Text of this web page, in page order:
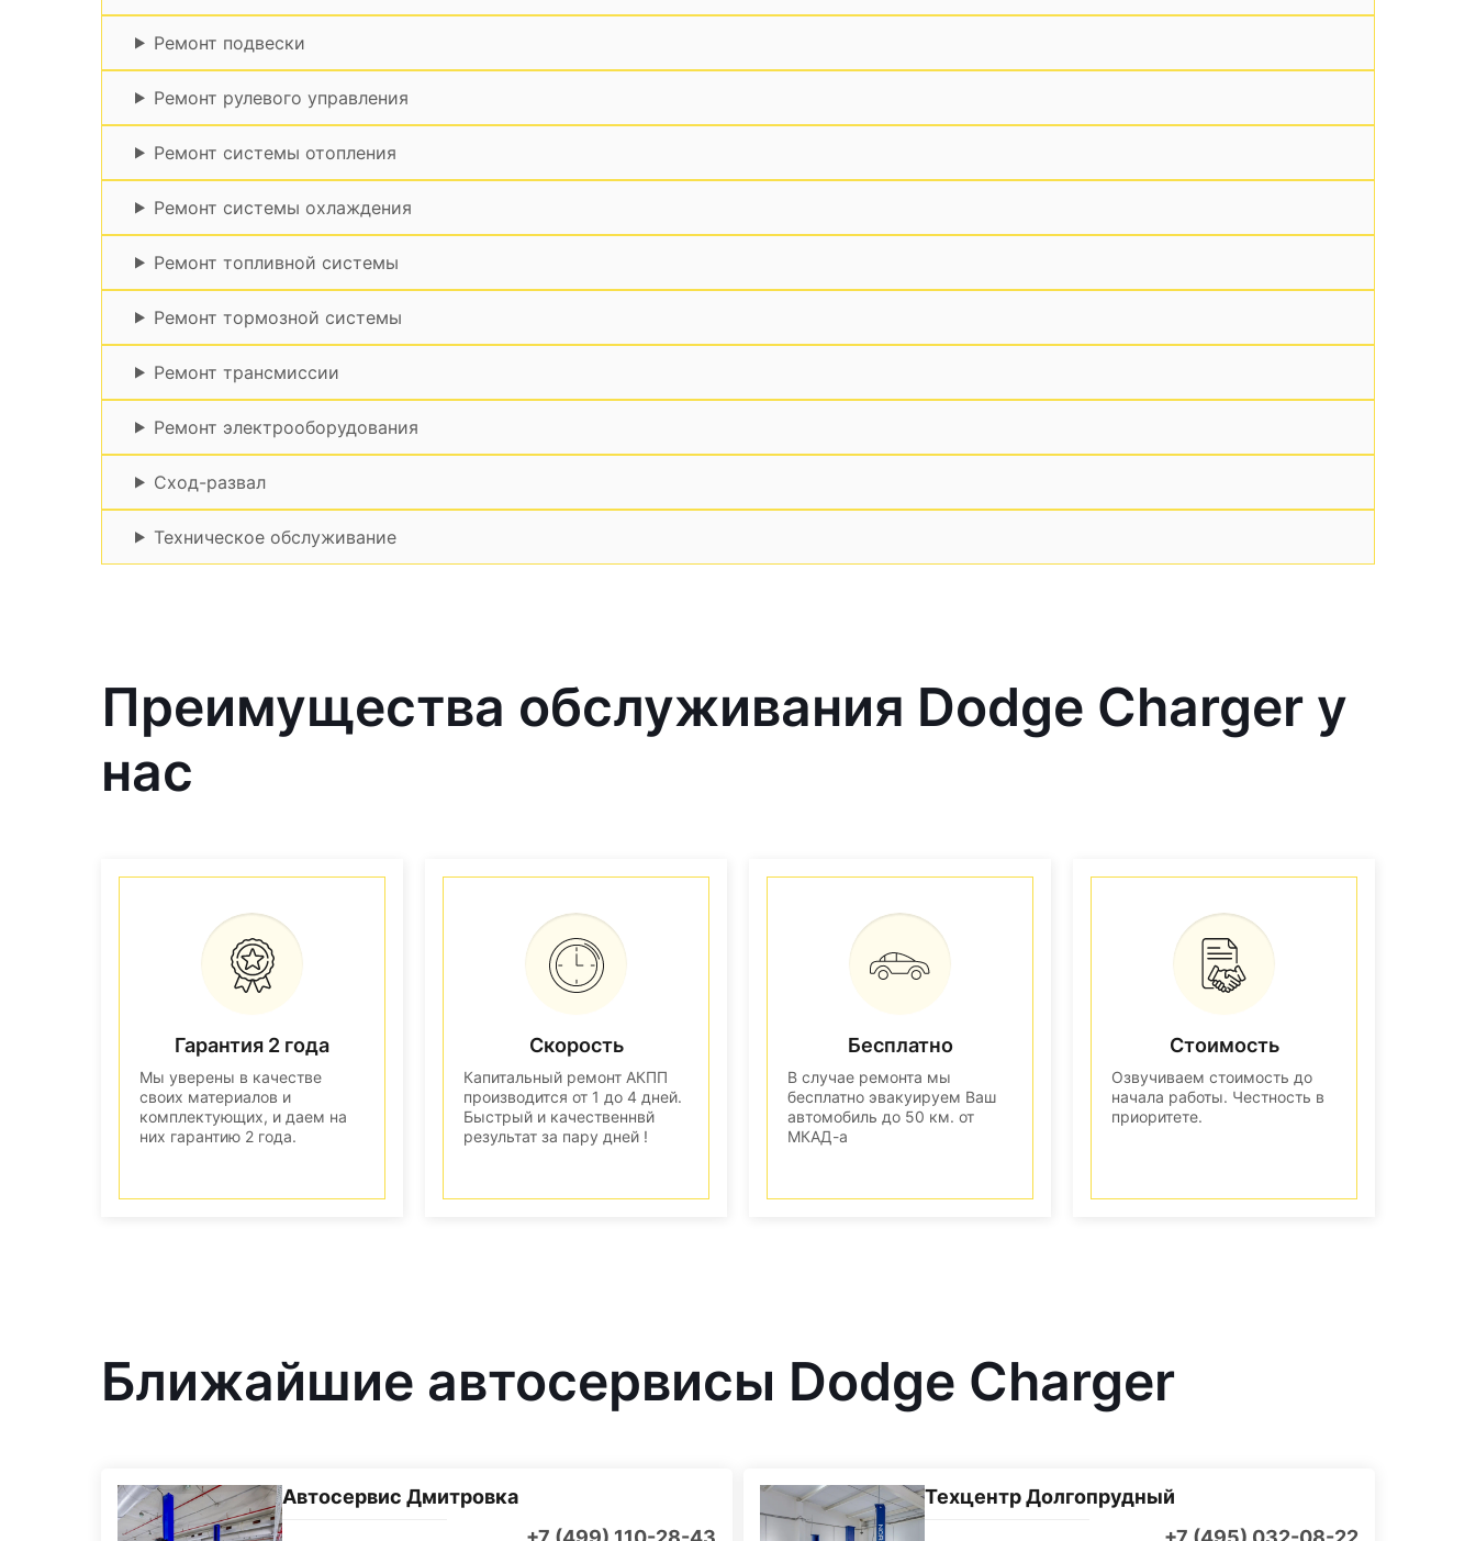
Ремонт подвески
Ремонт рулевого управления
Ремонт системы отопления
Ремонт системы охлаждения
Ремонт топливной системы
Ремонт тормозной системы
Ремонт трансмиссии
Ремонт электрооборудования
Сход-развал
Техническое обслуживание
Преимущества обслуживания Dodge Charger у
нас
Гарантия 2 года
Мы уверены в качестве
своих материалов и
комплектующих, и даем на
них гарантию 2 года.
Скорость
Капитальный ремонт АКПП
производится от 1 до 4 дней.
Быстрый и качественнвй
результат за пару дней !
Бесплатно
В случае ремонта мы
бесплатно эвакуируем Ваш
автомобиль до 50 км. от
МКАД-а
Стоимость
Озвучиваем стоимость до
начала работы. Честность в
приоритете.
Ближайшие автосервисы Dodge Charger
Автосервис Дмитровка
Техцентр Долгопрудный